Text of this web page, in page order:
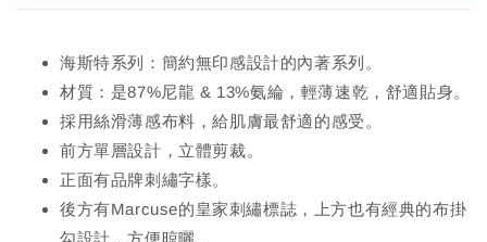
海斯特系列：簡約無印感設計的內著系列。
材質：是87%尼龍 & 13%氨綸，輕薄速乾，舒適貼身。
採用絲滑薄感布料，給肌膚最舒適的感受。
前方單層設計，立體剪裁。
正面有品牌刺繡字樣。
後方有Marcuse的皇家刺繡標誌，上方也有經典的布掛
勾設計，方便晾曬。